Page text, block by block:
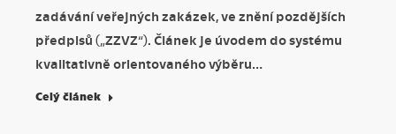
zadávání veřejných zakázek, ve znění pozdějších
předpisů („ZZVZ“). Článek je úvodem do systému
kvalitativně orientovaného výběru…
Celý článek